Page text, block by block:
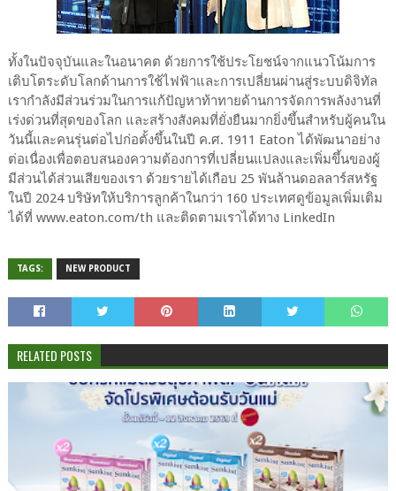
ทั้งในปัจจุบันและในอนาคต ด้วยการใช้ประโยชน์จากแนวโน้มการ
เติบโตระดับโลกด้านการใช้ไฟฟ้าและการเปลี่ยนผ่านสู่ระบบดิจิทัล
เรากำลังมีส่วนร่วมในการแก้ปัญหาท้าทายด้านการจัดการพลังงานที่
เร่งด่วนที่สุดของโลก และสร้างสังคมที่ยั่งยืนมากยิ่งขึ้นสำหรับผู้คนใน
วันนี้และคนรุ่นต่อไปก่อตั้งขึ้นในปี ค.ศ. 1911 Eaton ได้พัฒนาอย่าง
ต่อเนื่องเพื่อตอบสนองความต้องการที่เปลี่ยนแปลงและเพิ่มขึ้นของผู้
มีส่วนได้ส่วนเสียของเรา ด้วยรายได้เกือบ 25 พันล้านดอลลาร์สหรัฐ
ในปี 2024 บริษัทให้บริการลูกค้าในกว่า 160 ประเทศดูข้อมูลเพิ่มเติม
ได้ที่ www.eaton.com/th และติดตามเราได้ทาง LinkedIn
TAGS: NEW PRODUCT
RELATED POSTS